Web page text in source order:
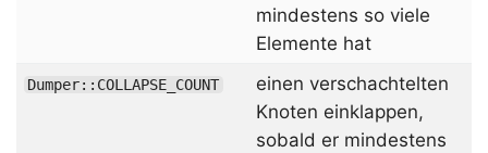
mindestens so viele
Elemente hat
Dumper::COLLAPSE_COUNT
einen verschachtelten
Knoten einklappen,
sobald er mindestens